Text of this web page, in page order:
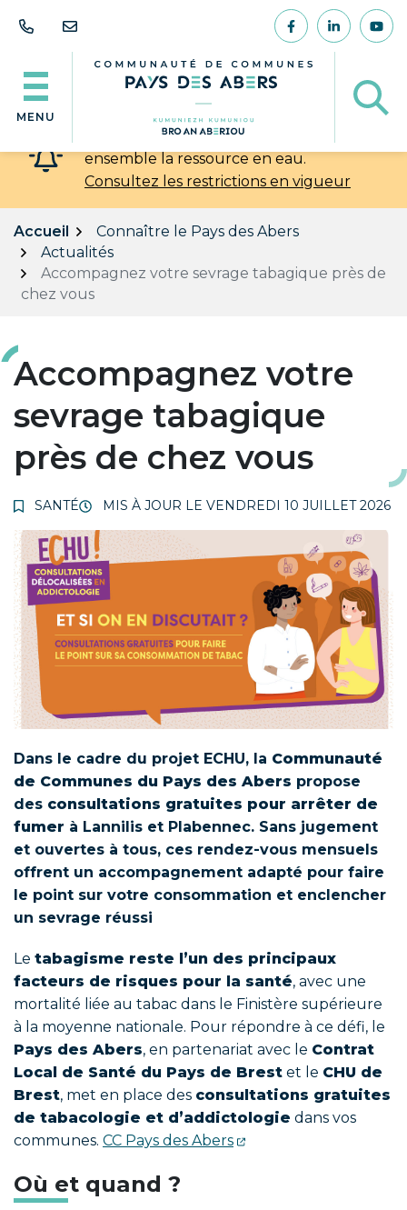
MENU
Lien vers leLien vers
Lien
💧 Chaleur et sécheresse : préservons
ensemble la ressource en eau.
Consultez les restrictions en vigueur
Accueil
Connaître le Pays des Abers
Actualités
Accompagnez votre sevrage tabagique près de
chez vous
Accompagnez votre
sevrage tabagique
près de chez vous
SANTÉ MIS À JOUR LE VENDREDI 10 JUILLET 2026
Dans le cadre du projet ECHU, la Communauté
de Communes du Pays des Abers propose
des consultations gratuites pour arrêter de
fumer à Lannilis et Plabennec. Sans jugement
et ouvertes à tous, ces rendez-vous mensuels
offrent un accompagnement adapté pour faire
le point sur votre consommation et enclencher
un sevrage réussi
Le tabagisme reste l’un des principaux
facteurs de risques pour la santé, avec une
mortalité liée au tabac dans le Finistère supérieure
à la moyenne nationale. Pour répondre à ce défi, le
Pays des Abers, en partenariat avec le Contrat
Local de Santé du Pays de Brest et le CHU de
Brest, met en place des consultations gratuites
de tabacologie et d’addictologie dans vos
communes. CC Pays des Abers
Où et quand ?